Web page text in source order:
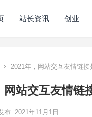
站长资讯 创业
2021年，网站交互友情链
网站交互友情链
布: 2021年11月1日